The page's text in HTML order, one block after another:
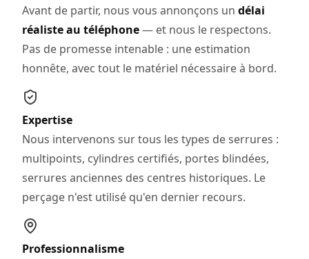
Avant de partir, nous vous annonçons un délai
réaliste au téléphone— et nous le respectons.
Pas de promesse intenable : une estimation
honnête, avec tout le matériel nécessaire à bord.
Expertise
Nous intervenons sur tous les types de serrures :
multipoints, cylindres certifiés, portes blindées,
serrures anciennes des centres historiques. Le
perçage n'est utilisé qu'en dernier recours.
Professionnalisme